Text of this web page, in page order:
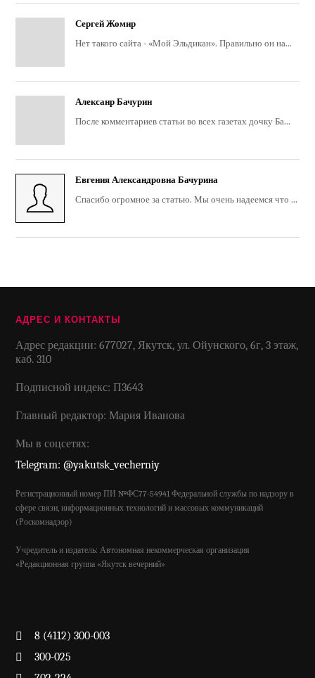
Сергей Жомир
Нет такого сайта - «Мой Эльдикан». Правильно он на...
Алексанр Бачурин
После комментариев статьи во всех газетах дочку Ба...
Евгения Александровна Бачурина
Спасибо огромное за статью. Мы очень надеемся что ...
АДРЕС И КОНТАКТЫ
Адрес редакции: 677027, Якутск, ул. Ойунского, 6г, 3 этаж,
каб. 310
Подписной индекс: П3643
Главный редактор: Мария Иванова
Мы в соцсетях:
Telegram: @yakutsk_vecherniy
Регистрационный номер ПИ №ФС77-54941 Федеральной службы по надзору в
сфере связи, информационных технологий и массовых коммуникаций
(Роскомнадзор)
Учредитель и издатель: Автономная некоммерческая организация
«Редакционная группа «Якутск вечерний»
8 (4112) 300-003
300-025